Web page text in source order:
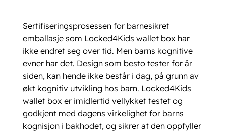
Sertifiseringsprosessen for barnesikret
emballasje som Locked4Kids wallet box har
ikke endret seg over tid. Men barns kognitive
evner har det. Design som besto tester for år
siden, kan hende ikke består i dag, på grunn av
økt kognitiv utvikling hos barn. Locked4Kids
wallet box er imidlertid vellykket testet og
godkjent med dagens virkelighet for barns
kognisjon i bakhodet, og sikrer at den oppfyller